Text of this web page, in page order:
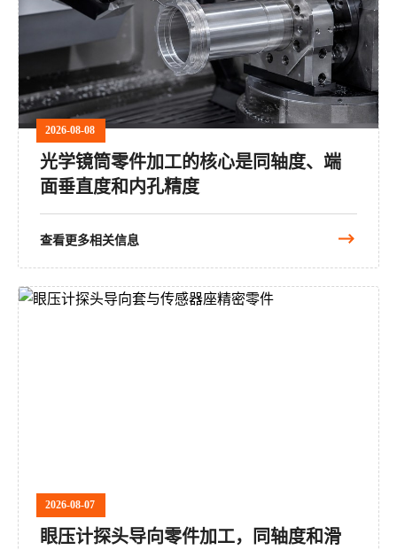
2026-08-08
光学镜筒零件加工的核心是同轴度、端
面垂直度和内孔精度
查看更多相关信息
2026-08-07
眼压计探头导向零件加工，同轴度和滑